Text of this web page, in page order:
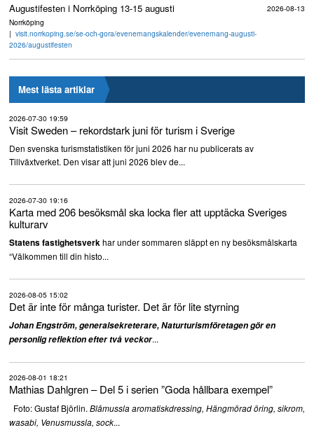
Augustifesten i Norrköping 13-15 augusti
2026-08-13
Norrköping
visit.norrkoping.se/se-och-gora/evenemangskalender/evenemang-augusti-
2026/augustifesten
Mest lästa artiklar
2026-07-30 19:59
Visit Sweden – rekordstark juni för turism i Sverige
Den svenska turismstatistiken för juni 2026 har nu publicerats av
Tillväxtverket. Den visar att juni 2026 blev de...
2026-07-30 19:16
Karta med 206 besöksmål ska locka fler att upptäcka Sveriges
kulturarv
Statens fastighetsverkhar under sommaren släppt en ny besöksmålskarta
“Välkommen till din histo...
2026-08-05 15:02
Det är inte för många turister. Det är för lite styrning
Johan Engström, generalsekreterare, Naturturismföretagen gör en
personlig reflektion efter två veckor...
2026-08-01 18:21
Mathias Dahlgren – Del 5 i serien ”Goda hållbara exempel”
Foto: Gustaf Björlin. Blåmussla aromatiskdressing, Hängmörad öring, sikrom,
wasabi, Venusmussla, sock...